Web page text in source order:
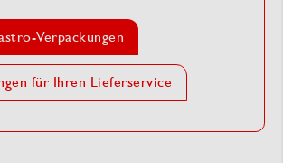
Verpackungen
für Ihren Lieferservice